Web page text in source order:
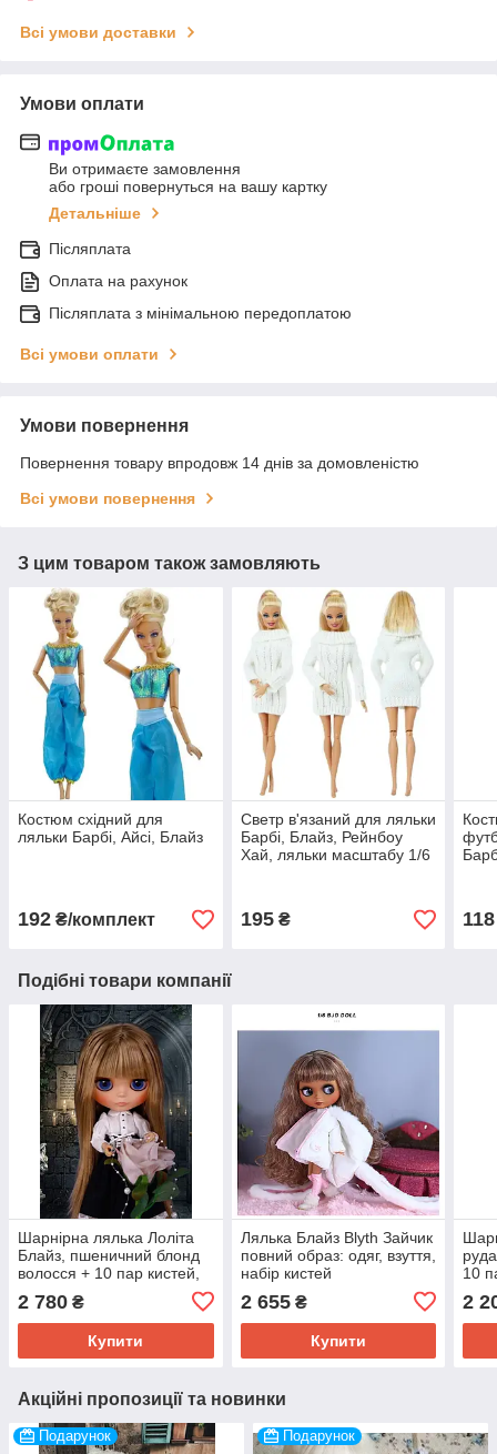
Всі умови доставки
Умови оплати
Ви отримаєте замовлення
або гроші повернуться на вашу картку
Детальніше
Післяплата
Оплата на рахунок
Післяплата з мінімальною передоплатою
Всі умови оплати
Умови повернення
Повернення товару впродовж 14 днів за домовленістю
Всі умови повернення
З цим товаром також замовляють
Костюм східний для
ляльки Барбі, Айсі, Блайз
192 ₴/комплект
Светр в'язаний для ляльки
Барбі, Блайз, Рейнбоу
Хай, ляльки масштабу 1/6
195₴ 118
Подібні товари компанії
Шарнірна лялька Лоліта
Блайз, пшеничний блонд
волосся + 10 пар кистей,
2 780 ₴
Купити
Лялька Блайз Blyth Зайчик
повний образ: одяг, взуття,
набір кистей
2 655₴
Купити
10
2
Акційні пропозиції та новинки
Подарунок Подарунок